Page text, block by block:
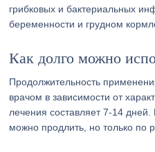
грибковых и бактериальных
беременности и грудном
Как долго можно
Продолжительность
врачом в зависимости от
лечения составляет 7-14
можно продлить, но только по